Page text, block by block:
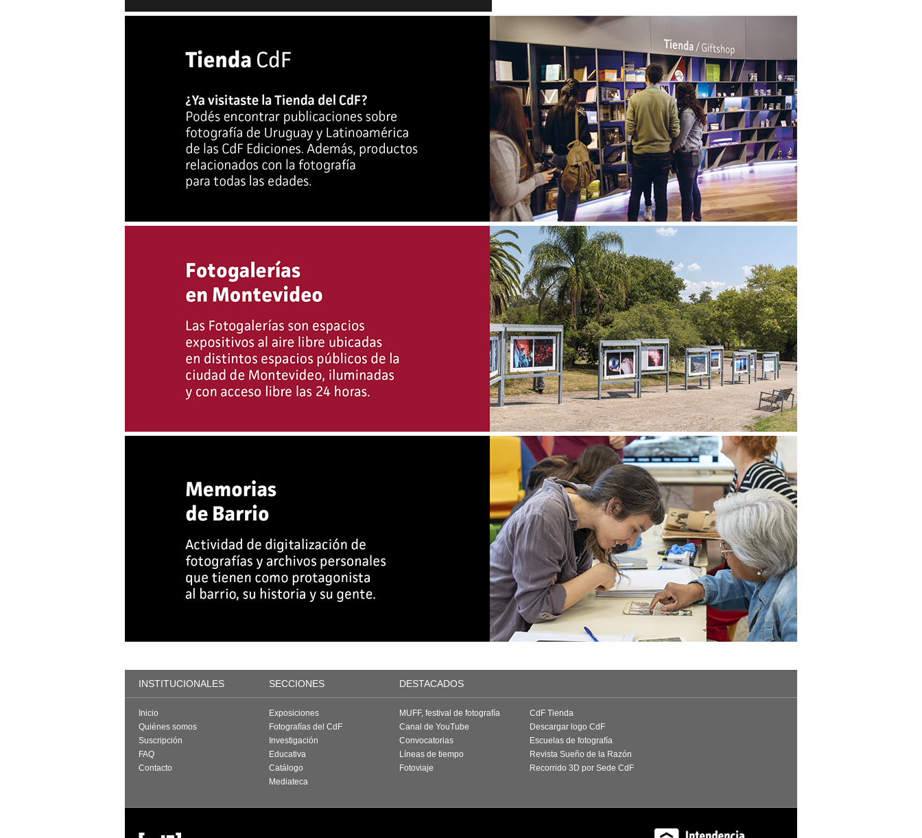
INSTITUCIONALES SECCIONES DESTACADOS
Inicio
Quiénes somos
Suscripción
FAQ
Contacto
Exposiciones
Fotografías del CdF
Investigación
Educativa
Catálogo
Mediateca
MUFF, festival de fotografía
Canal de YouTube
Convocatorias
Líneas de tiempo
Fotoviaje
CdF Tienda
Descargar logo CdF
Escuelas de fotografía
Revista Sueño de la Razón
Recorrido 3D por Sede CdF